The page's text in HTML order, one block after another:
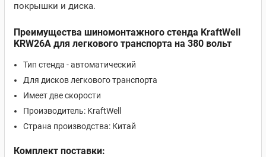
покрышки и диска.
Преимущества шиномонтажного стенда KraftWell
KRW26A для легкового транспорта на 380 вольт
Тип стенда - автоматический
Для дисков легкового транспорта
Имеет две скорости
Производитель: KraftWell
Страна производства: Китай
Комплект поставки: